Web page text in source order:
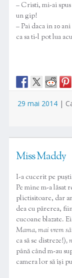
– Cristi, mi-ai
un gip!
– Pai daca in 10
ca sa ti-l pot lua
29 mai 2014 |
Miss Maddy
I-a cucerit pe puști
Pe mine m-a lăsat
plictisitoare, dar
dea cu părerea,
cucoane blazate.
Mama, mai vrem să
ca să se distreze!),
până când m-au
camera lor să își